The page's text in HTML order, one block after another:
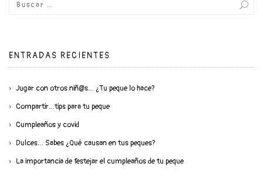
ENTRADAS RECIENTES
Jugar con otros niñ@s… ¿Tu peque lo hace?
Compartir…tips para tu peque
Cumpleaños y covid
Dulces… Sabes ¿Qué causan en tus peques?
La importancia de festejar el cumpleaños de tu peque